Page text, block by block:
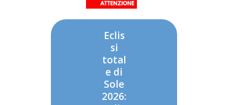
Eclis
si
total
e di
Sole
2026: